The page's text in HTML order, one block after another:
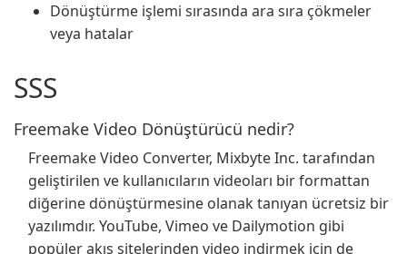
Dönüştürme işlemi sırasında ara sıra çökmeler
veya hatalar
SSS
Freemake Video Dönüştürücü nedir?
Freemake Video Converter, Mixbyte Inc. tarafından
geliştirilen ve kullanıcıların videoları bir formattan
diğerine dönüştürmesine olanak tanıyan ücretsiz bir
yazılımdır. YouTube, Vimeo ve Dailymotion gibi
popüler akış sitelerinden video indirmek için de